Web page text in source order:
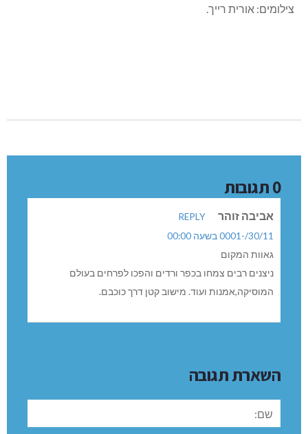
צילומים: אורית רייך.
0 תגובות
אביבה זוהר
REPLY
30/11/-0001 בשעה 00:00
גאוות המקום
ניצנים רבים צמחו בכפר ורדים והפכו לפרחים בעולם
המוסיקה,אמנות ועוד. מישוב קטן דרך כוכבם.
השארת תגובה